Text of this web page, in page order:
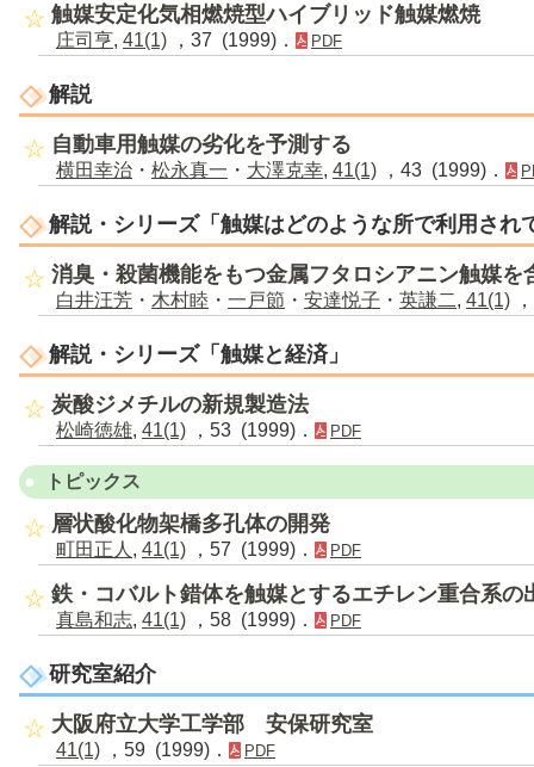
触媒安定化気相燃焼型ハイブリッド触媒燃焼
庄司亨, 41(1) ，37 (1999)． PDF
解説
自動車用触媒の劣化を予測する
横田幸治 ・ 松永真一 ・ 大澤克幸, 41(1) ，43 (1999)．
解説・シリーズ「触媒はどのような所で利用され
消臭・殺菌機能をもつ金属フタロシアニン触媒を
白井汪芳 ・ 木村睦 ・ 一戸節 ・ 安達悦子 ・ 英謙二, 41(1)
解説・シリーズ「触媒と経済」
炭酸ジメチルの新規製造法
松崎徳雄, 41(1) ，53 (1999)． PDF
トピックス
層状酸化物架橋多孔体の開発
町田正人 , 41(1) ，57 (1999)． PDF
鉄・コバルト錯体を触媒とするエチレン重合系の
真島和志, 41(1) ，58 (1999)． PDF
研究室紹介
大阪府立大学工学部 安保研究室
41(1) ，59 (1999)． PDF